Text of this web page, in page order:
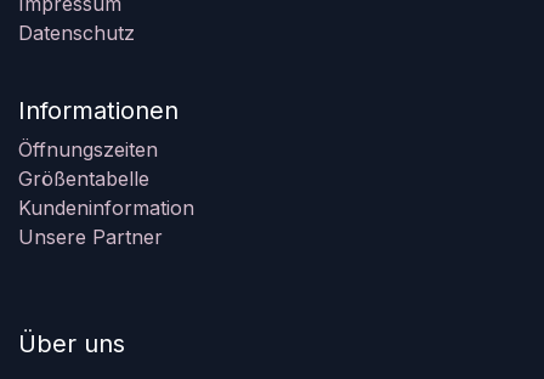
Datenschutz
Informationen
Öffnungszeiten
Größentabelle
Kundeninformation
Unsere Partner
Über uns